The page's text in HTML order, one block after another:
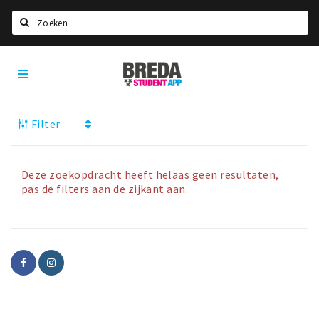
HOME
STUDEREN
Welkom in Breda
Studentenverenigingen
New in town? Check FAQ!
Breda
Student
Filter
Deze zoekopdracht heeft helaas geen resultaten,
pas de filters aan de zijkant aan.